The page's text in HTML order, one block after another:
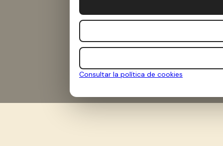
Consultar la política de cookies